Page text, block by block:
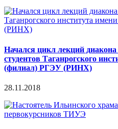
Начался цикл лекций
студентов Таганрогского
(филиал) РГЭУ (РИНХ)
28.11.2018